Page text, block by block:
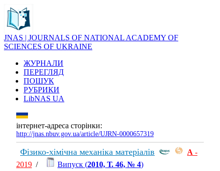
JNAS | JOURNALS OF NATIONAL ACADEMY OF
SCIENCES OF UKRAINE
ЖУРНАЛИ
ПЕРЕГЛЯД
ПОШУК
РУБРИКИ
LibNAS UA
інтернет-адреса сторінки:
http://jnas.nbuv.gov.ua/article/UJRN-0000657319
Фізико-хімічна механіка матеріалів А -
2019 / Випуск (2010, Т. 46, № 4)